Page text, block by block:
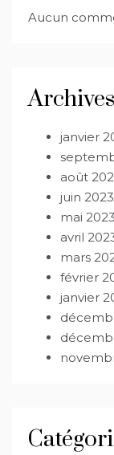
Aucun
Archives
janvier
août
juin 2023
mai 2023
avril
mars
février
janvier